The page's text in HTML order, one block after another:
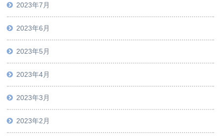
2023年7月
2023年6月
2023年5月
2023年4月
2023年3月
2023年2月